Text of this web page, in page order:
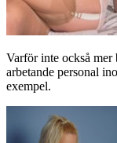
Varför inte också
arbetande personal
exempel.